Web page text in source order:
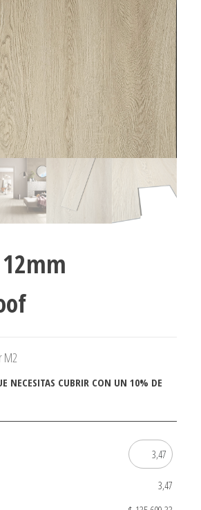
M2
NECESITAS CUBRIR CON UN 10% DE
3,47